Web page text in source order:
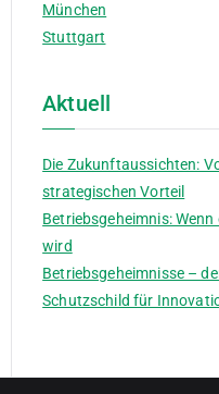
München
Stuttgart
Aktuell
Die Zukunftaussichten:
strategischen Vorteil
Betriebsgeheimnis:
wird
Betriebsgeheimnisse –
Schutzschild für